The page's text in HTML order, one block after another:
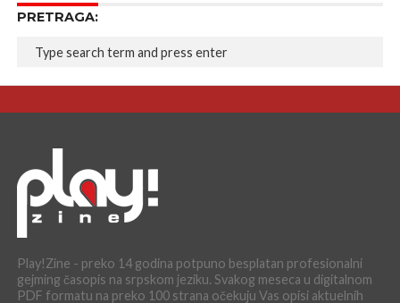
PRETRAGA:
Play!Zine - preko 14 godina potpuno besplatan profesionalni
gejming časopis na srpskom jeziku. Svakog meseca u digitalnom
PDF formatu na preko 100 strana očekuju Vas opisi aktuelnih